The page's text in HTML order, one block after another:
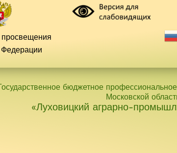
Федерации
бюджетное
Московской
«Луховицкий аграрно-